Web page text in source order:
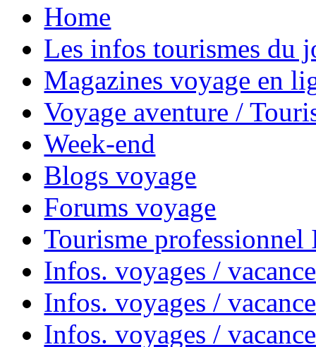
Home
Les infos tourismes du
Magazines voyage en
Voyage aventure /
Week-end
Blogs voyage
Forums voyage
Tourisme
Infos. voyages /
Infos. voyages /
Infos. voyages /